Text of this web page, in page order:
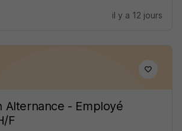
il y a 12 jours
Alternance - Employé
F